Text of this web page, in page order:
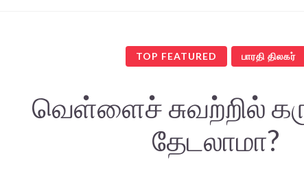
TOP FEATURED பாரதி திலகர்
வெள்ளைச் சுவற்றில்
தேடலாமா?